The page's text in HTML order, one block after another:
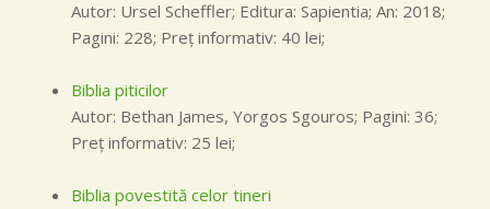
Autor: Ursel Scheffler; Editura: Sapientia; An: 2018;
Pagini: 228; Preţ informativ: 40 lei;
Biblia piticilor
Autor: Bethan James, Yorgos Sgouros; Pagini: 36;
Preţ informativ: 25 lei;
Biblia povestită celor tineri